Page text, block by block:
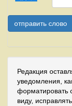
Редакция
уведомления,
форматировать
виду,